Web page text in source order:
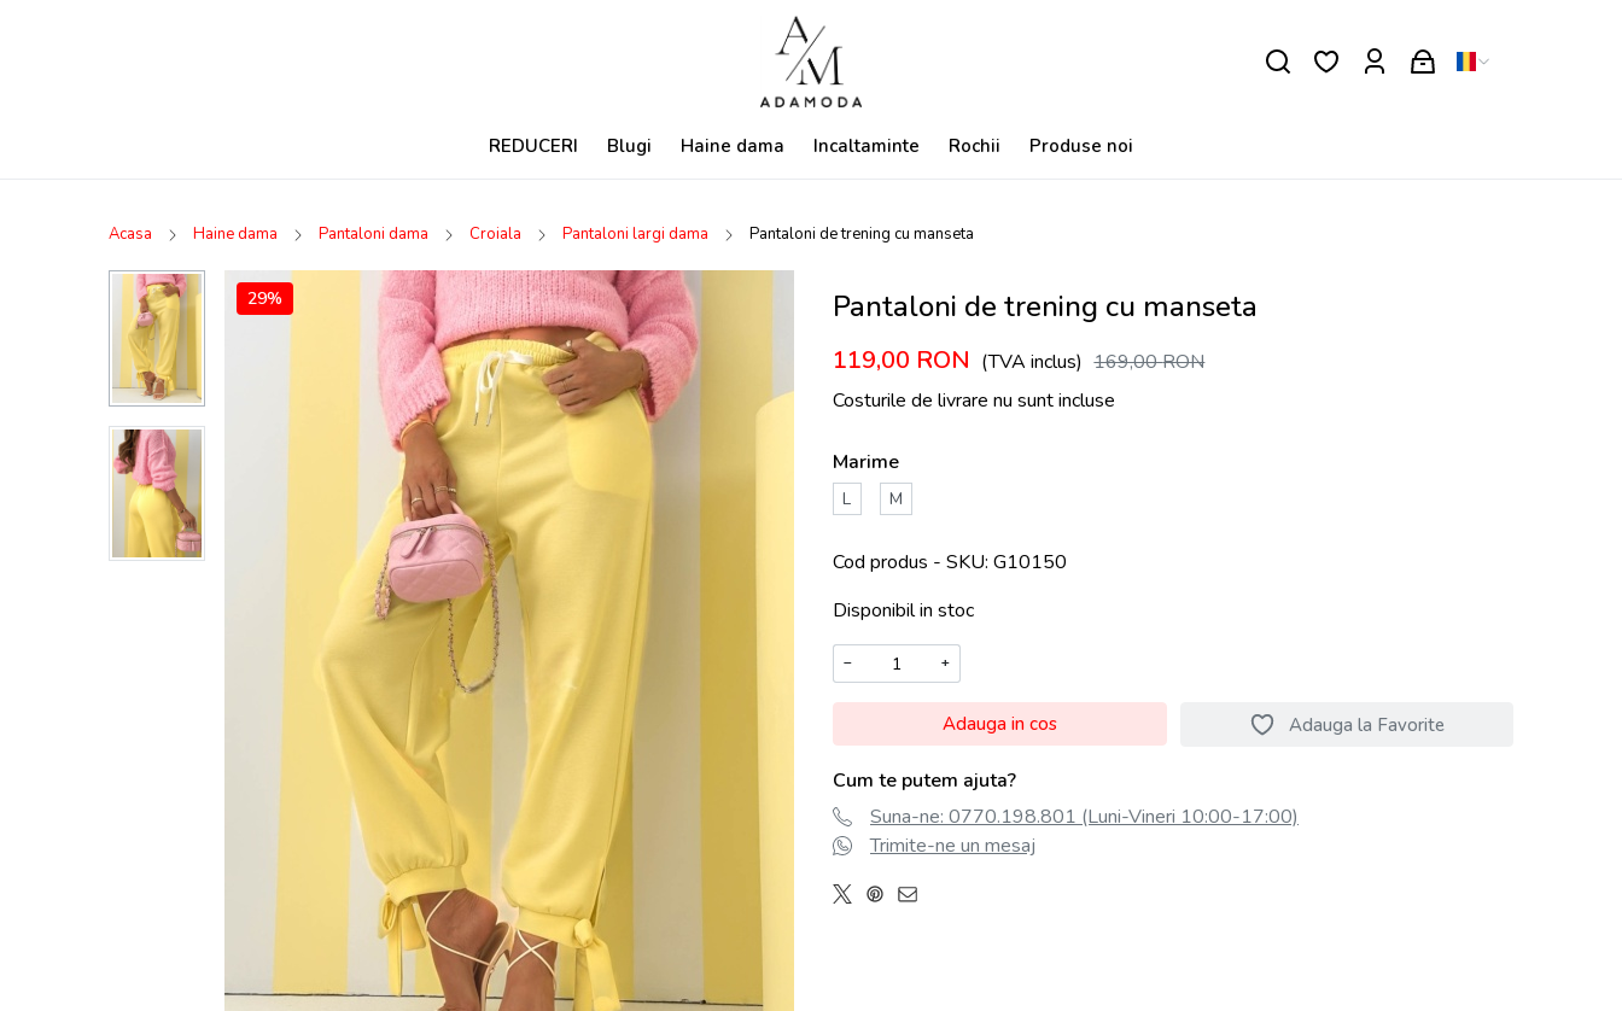
REDUCERI Blugi Haine dama Incaltaminte Rochii Produse noi
Acasa Haine dama Pantaloni dama Croiala Pantaloni largi dama Pantaloni de trening cu manseta
29% Pantaloni de trening cu manseta
119,00 RON (TVA inclus) 169,00RON
Costurile de livrare nu sunt incluse
Marime
L M
Cod produs - SKU G10150
Disponibil in stoc
− +
Adauga in cos Adauga la Favorite
Cum te putem ajuta?
Suna-ne: 0770.198.801 (Luni-Vineri 10:00-17:00)
Trimite-ne un mesaj